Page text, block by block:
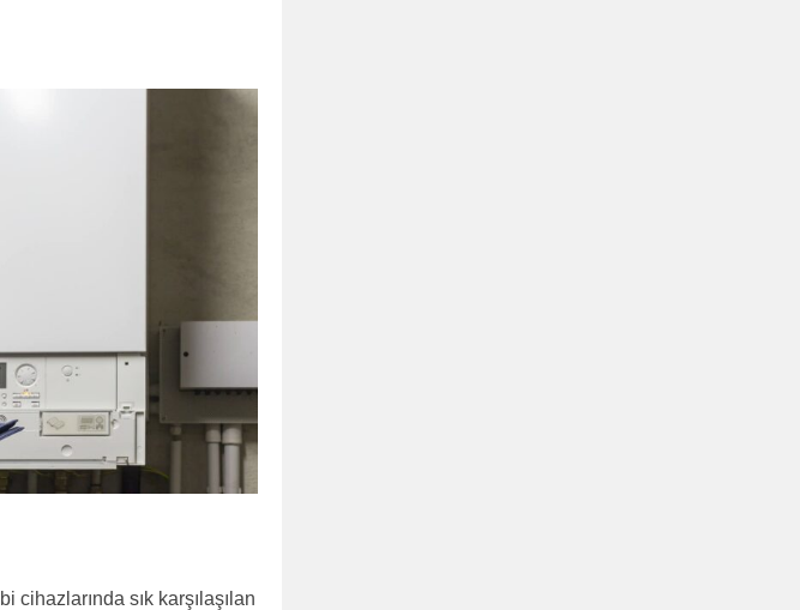
sık karşılaşılan